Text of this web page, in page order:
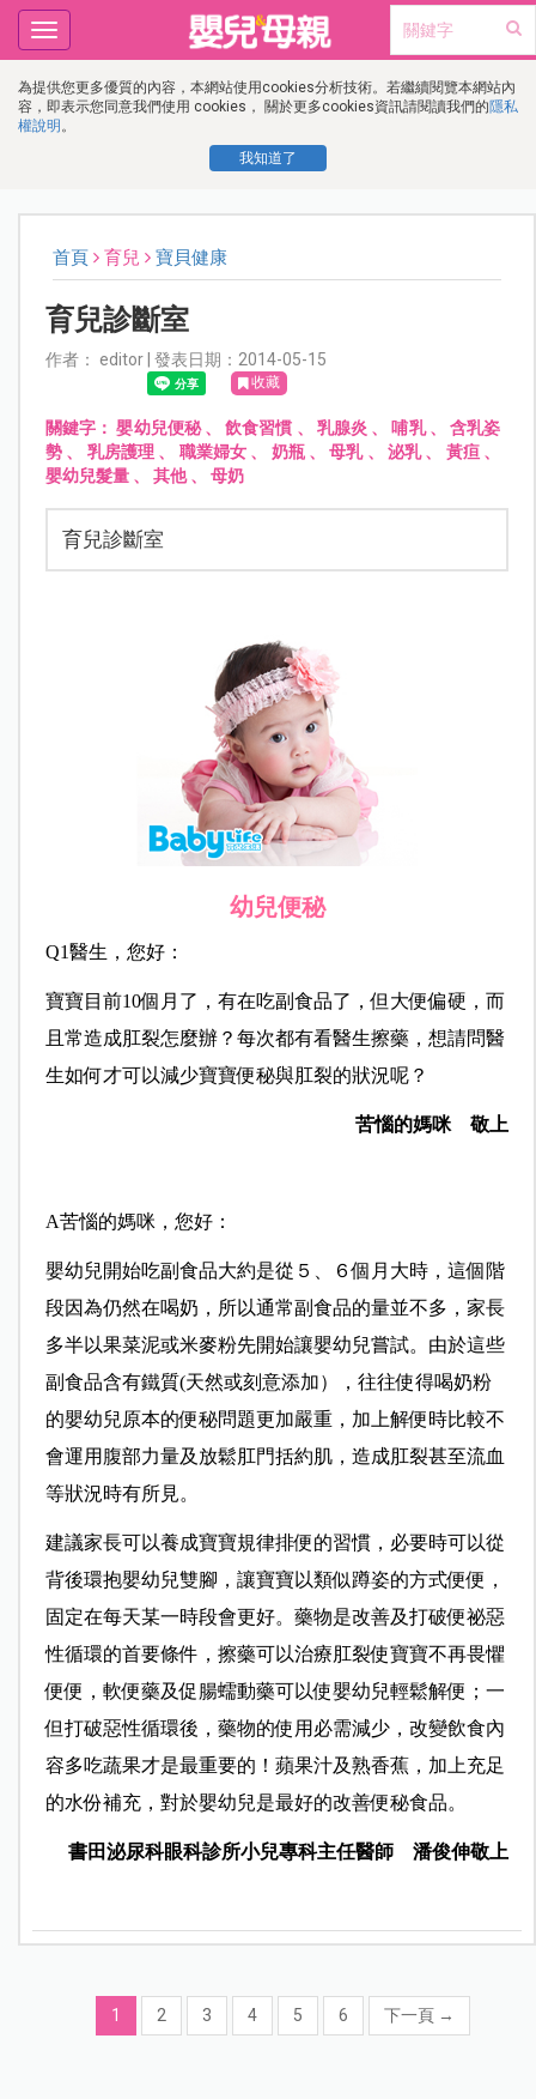
為提供您更多優質的內容，本網站使用cookies分析技術。若繼續閱覽本網站內
容，即表示您同意我們使用 cookies， 關於更多cookies資訊請閱讀我們的隱私
權說明 。
我知道了
Toggle
navigation
首頁 育兒 寶貝健康
育兒診斷室
作者： editor | 發表日期：2014-05-15
收藏
關鍵字：嬰幼兒便秘、飲食習慣 、 乳腺炎 、 哺乳、 含乳姿
勢 、 乳房護理 、 職業婦女 、 奶瓶、母乳、 泌乳、 黃疸、
嬰幼兒髮量、 其他、 母奶
育兒診斷室
幼兒便秘
Q1醫生，您好：
寶寶目前10個月了，有在吃副食品了，但大便偏硬，而
且常造成肛裂怎麼辦？每次都有看醫生擦藥，想請問醫
生如何才可以減少寶寶便秘與肛裂的狀況呢？
苦惱的媽咪 敬上
A苦惱的媽咪，您好：
嬰幼兒開始吃副食品大約是從５、６個月大時，這個階
段因為仍然在喝奶，所以通常副食品的量並不多，家長
多半以果菜泥或米麥粉先開始讓嬰幼兒嘗試。由於這些
副食品含有鐵質(天然或刻意添加），往往使得喝奶粉
的嬰幼兒原本的便秘問題更加嚴重，加上解便時比較不
會運用腹部力量及放鬆肛門括約肌，造成肛裂甚至流血
等狀況時有所見。
建議家長可以養成寶寶規律排便的習慣，必要時可以從
背後環抱嬰幼兒雙腳，讓寶寶以類似蹲姿的方式便便，
固定在每天某一時段會更好。藥物是改善及打破便祕惡
性循環的首要條件，擦藥可以治療肛裂使寶寶不再畏懼
便便，軟便藥及促腸蠕動藥可以使嬰幼兒輕鬆解便；一
但打破惡性循環後，藥物的使用必需減少，改變飲食內
容多吃蔬果才是最重要的！蘋果汁及熟香蕉，加上充足
的水份補充，對於嬰幼兒是最好的改善便秘食品。
書田泌尿科眼科診所小兒專科主任醫師 潘俊伸敬上
1 2 3 4 5 6 下一頁 →